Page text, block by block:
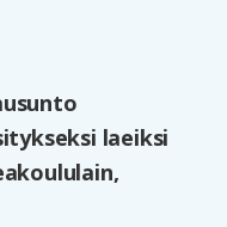
laeiksi